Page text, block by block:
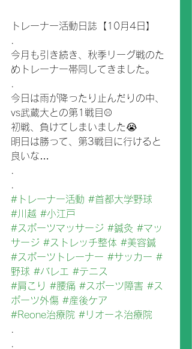
トレーナー活動日誌【10月4日】
今月も引き続き、秋季リーグ戦のた
めトレーナー帯同してきました。
今日は雨が降ったり止んだりの中、
vs武蔵大との第1戦目⚾️
初戦、負けてしまいました😭
明日は勝って、第3戦目に行けると
良いな…
#トレーナー活動 #首都大学野球
#川越 #小江戸
#スポーツマッサージ #鍼灸 #マッ
サージ #ストレッチ整体 #美容鍼
#スポーツトレーナー #サッカー #
野球 #バレエ #テニス
#肩こり #腰痛 #スポーツ障害 #ス
ポーツ外傷 #産後ケア
#Reone治療院 #リオーネ治療院